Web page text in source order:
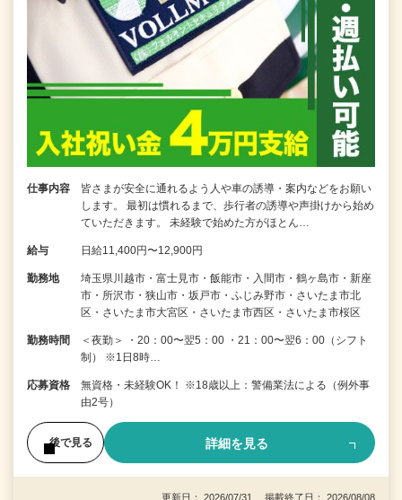
仕事内容
皆さまが安全に通れるよう人や車の誘導・案内などをお願い
します。 最初は慣れるまで、歩行者の誘導や声掛けから始め
ていただきます。 未経験で始めた方がほとん…
給与 日給11,400円〜12,900円
勤務地
埼玉県川越市・富士見市・飯能市・入間市・鶴ヶ島市・新座
市・所沢市・狭山市・坂戸市・ふじみ野市・さいたま市北
区・さいたま市大宮区・さいたま市西区・さいたま市桜区
勤務時間
＜夜勤＞ ・20：00〜翌5：00 ・21：00〜翌6：00（シフト
制） ※1日8時…
応募資格
無資格・未経験OK！ ※18歳以上：警備業法による（例外事
由2号）
後で見る 詳細を見る
更新日： 2026/07/31 掲載終了日： 2026/08/08